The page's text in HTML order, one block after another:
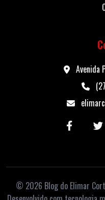
Avenida
© 2026 Blog do Elimar